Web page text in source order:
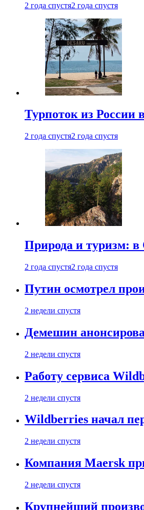
2 года спустя2 года спустя
Турпоток из России
2 года спустя2 года спустя
Природа и туризм: в
2 года спустя2 года спустя
Путин осмотрел
2 недели спустя
Демешин
2 недели спустя
Работу сервиса
2 недели спустя
Wildberries начал
2 недели спустя
Компания Maersk
2 недели спустя
Крупнейший